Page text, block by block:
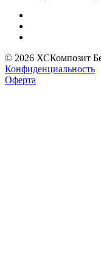
© 2026 ХСКомпозит
Конфиденциальность
Оферта